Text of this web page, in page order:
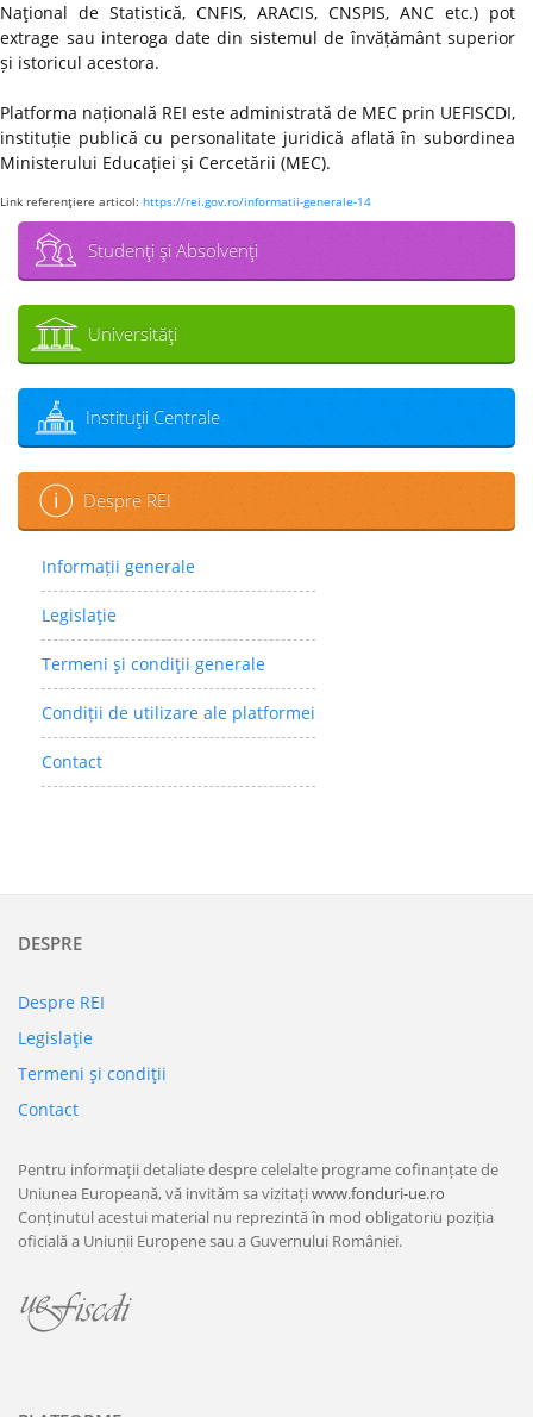
Naţional de Statistică, CNFIS, ARACIS, CNSPIS, ANC etc.) pot
extrage sau interoga date din sistemul de învățământ superior
și istoricul acestora.
Platforma națională REI este administrată de MEC prin UEFISCDI,
instituție publică cu personalitate juridică aflată în subordinea
Ministerului Educației și Cercetării (MEC).
Link referenţiere articol: https://rei.gov.ro/informatii-generale-14
Studenţi şi Absolvenţi
Universităţi
Instituţii Centrale
Despre REI
Informații generale
Legislaţie
Termeni şi condiţii generale
Condiții de utilizare ale platformei
Contact
DESPRE
Despre REI
Legislaţie
Termeni şi condiţii
Contact
Pentru informații detaliate despre celelalte programe cofinanțate de
Uniunea Europeană, vă invităm sa vizitațiwww.fonduri-ue.ro
Conținutul acestui material nu reprezintă în mod obligatoriu poziția
oficială a Uniunii Europene sau a Guvernului României.